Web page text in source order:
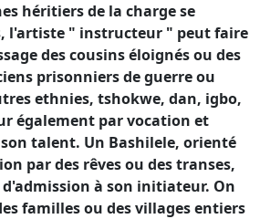
héritiers de la charge se
l'artiste " instructeur " peut faire
des cousins éloignés ou des
prisonniers de guerre ou
ethnies, tshokwe, dan, igbo,
également par vocation et
talent. Un Bashilele, orienté
par des rêves ou des transes,
à son initiateur. On
familles ou des villages entiers